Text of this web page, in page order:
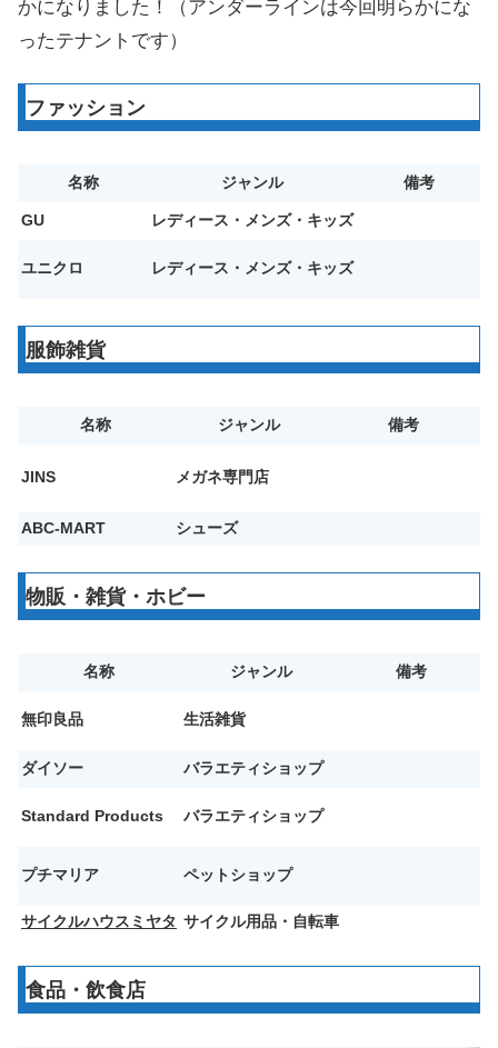
かになりました！（アンダーラインは今回明らかにな
ったテナントです）
ファッション
名称 ジャンル 備考
GU レディース・メンズ・キッズ
ユニクロ レディース・メンズ・キッズ
服飾雑貨
名称 ジャンル 備考
JINS メガネ専門店
ABC-MART シューズ
物販・雑貨・ホビー
名称 ジャンル 備考
無印良品 生活雑貨
ダイソー バラエティショップ
Standard Products バラエティショップ
プチマリア ペットショップ
サイクルハウスミヤタ サイクル用品・自転車
食品・飲食店